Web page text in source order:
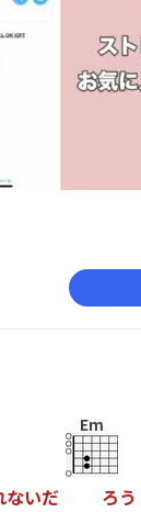
ないだ
Em
ろう